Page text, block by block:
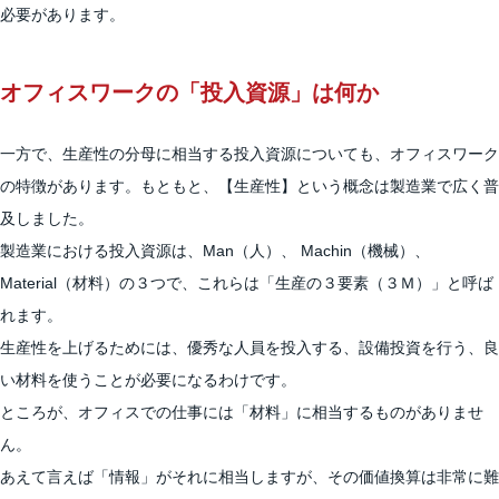
必要があります。
オフィスワークの「投入資源」は何か
一方で、生産性の分母に相当する投入資源についても、オフィスワーク
の特徴があります。もともと、【生産性】という概念は製造業で広く普
及しました。
製造業における投入資源は、Man（人）、 Machin（機械）、
Material（材料）の３つで、これらは「生産の３要素（３Ｍ）」と呼ば
れます。
生産性を上げるためには、優秀な人員を投入する、設備投資を行う、良
い材料を使うことが必要になるわけです。
ところが、オフィスでの仕事には「材料」に相当するものがありませ
ん。
あえて言えば「情報」がそれに相当しますが、その価値換算は非常に難